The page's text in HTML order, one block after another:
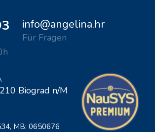
info@angelina.hr
Für Fragen
Biograd n/M
MB: 0650676